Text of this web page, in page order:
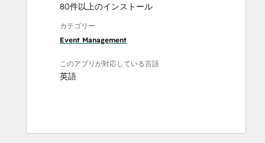
80件以上のインストール
カテゴリー
Event Management
このアプリが対応している言語
英語